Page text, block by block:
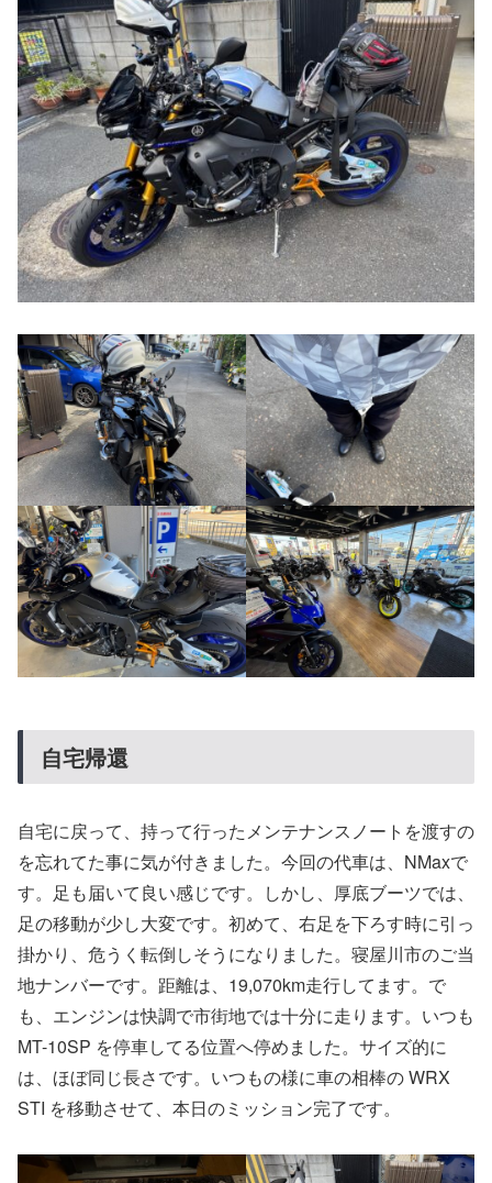
自宅帰還
自宅に戻って、持って行ったメンテナンスノートを渡すの
を忘れてた事に気が付きました。今回の代車は、NMaxで
す。足も届いて良い感じです。しかし、厚底ブーツでは、
足の移動が少し大変です。初めて、右足を下ろす時に引っ
掛かり、危うく転倒しそうになりました。寝屋川市のご当
地ナンバーです。距離は、19,070km走行してます。で
も、エンジンは快調で市街地では十分に走ります。いつも
MT-10SP を停車してる位置へ停めました。サイズ的に
は、ほぼ同じ長さです。いつもの様に車の相棒の WRX
STI を移動させて、本日のミッション完了です。